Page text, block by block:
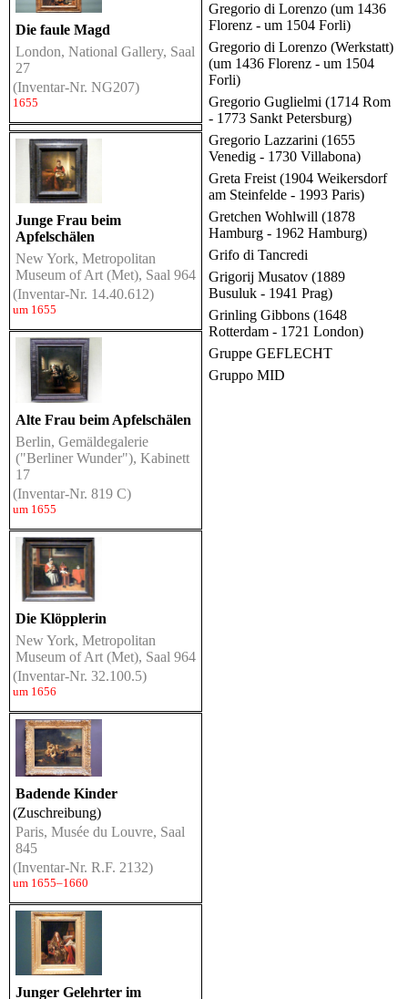
Die faule Magd
London, National Gallery, Saal
27
(Inventar-Nr. NG207)
1655
Junge Frau beim
Apfelschälen
New York, Metropolitan
Museum of Art (Met), Saal 964
(Inventar-Nr. 14.40.612)
um 1655
Alte Frau beim Apfelschälen
Berlin, Gemäldegalerie
("Berliner Wunder"), Kabinett
17
(Inventar-Nr. 819 C)
um 1655
Die Klöpplerin
New York, Metropolitan
Museum of Art (Met), Saal 964
(Inventar-Nr. 32.100.5)
um 1656
Badende Kinder
(Zuschreibung)
Paris, Musée du Louvre, Saal
845
(Inventar-Nr. R.F. 2132)
um 1655–1660
Junger Gelehrter im
Gregorio di Lorenzo (um 1436
Florenz - um 1504 Forli)
Gregorio di Lorenzo (Werkstatt)
(um 1436 Florenz - um 1504
Forli)
Gregorio Guglielmi (1714 Rom
- 1773 Sankt Petersburg)
Gregorio Lazzarini (1655
Venedig - 1730 Villabona)
Greta Freist (1904 Weikersdorf
am Steinfelde - 1993 Paris)
Gretchen Wohlwill (1878
Hamburg - 1962 Hamburg)
Grifo di Tancredi
Grigorij Musatov (1889
Busuluk - 1941 Prag)
Grinling Gibbons (1648
Rotterdam - 1721 London)
Gruppe GEFLECHT
Gruppo MID